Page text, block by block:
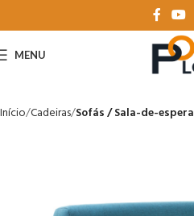
MENU
Início Cadeiras Sofás / Sala-de-espera